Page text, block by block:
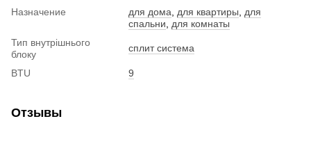
Назначение для дома для квартиры
для
спальни
для комнаты
Тип внутрішнього
блоку
сплит система
BTU 9
Отзывы